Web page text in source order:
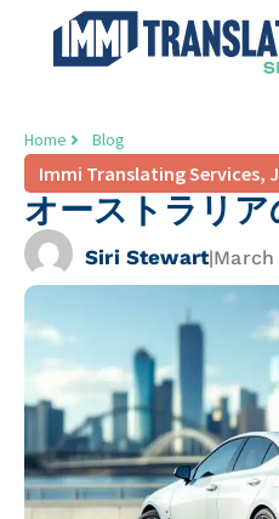
Home Blog
Immi Translating Services,
オーストラリア
Siri Stewart|March